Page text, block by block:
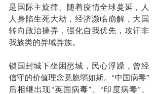
是国际主旋律。随着疫情全球蔓延，人
人身陷生死大劫，经济濒临崩解，大国
转向政治操弄，强化自我优先，攻讦非
我族类的异域异族。
锁国封城下坐困愁城，民心浮躁，曾经
信守的价值理念竟脆弱如斯。“中国病毒”
后相继出现“英国病毒”、“印度病毒”、